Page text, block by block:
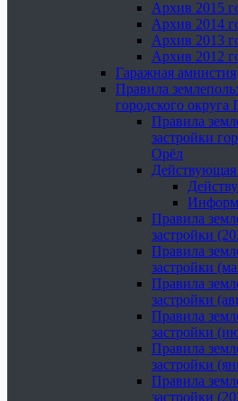
Архив 2015
Архив 2014
Архив 2013
Архив 2012
Гаражная амнистия
Правила
городского округа
Правила
застройки
Орёл
Действующая
Правила
застройки
Правила
застройки
Правила
застройки
Правила
застройки
Правила
застройки
Правила
застройки